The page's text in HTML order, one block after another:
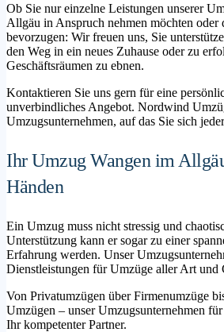
Ob Sie nur einzelne Leistungen unserer
Allgäu in Anspruch nehmen möchten oder
bevorzugen: Wir freuen uns, Sie
den Weg in ein neues Zuhause oder zu
Geschäftsräumen zu ebnen.
Kontaktieren Sie uns gern für eine
unverbindliches Angebot. Nordwind
Umzugsunternehmen, auf das Sie sich
Ihr Umzug Wangen im
Händen
Ein Umzug muss nicht stressig und
Unterstützung kann er sogar zu einer
Erfahrung werden. Unser
Dienstleistungen für Umzüge aller Art und
Von Privatumzügen über Firmenumzüge
Umzügen – unser Umzugsunternehmen
Ihr kompetenter Partner.